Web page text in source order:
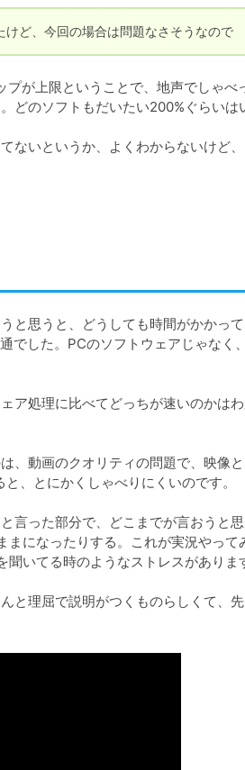
ど、今回の場合は問題なさそうなので
が上限ということで、地声でしゃべ
どのソフトもだいたい200%ぐらいは
ないというか、よくわからないけど
と思うと、どうしても時間がかかっ
でした。PCのソフトウェアじゃなく
ア処理に比べてどっちが速いのかは
、動画のクオリティの問題で、映像
、とにかくしゃべりにくいのです。
言った部分で、どこまでが言おうと
になったりする。これが実況やって
いてる時のようなストレスがありま
と理屈で説明がつくものらしくて、